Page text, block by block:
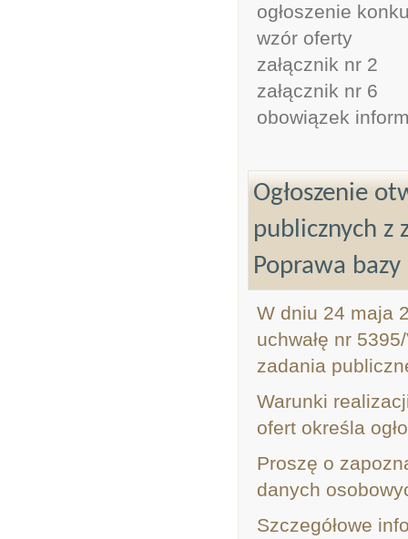
ogłoszenie
wzór oferty
załącznik nr 2
załącznik nr 6
obowiązek
Ogłoszenie
publicznych z
Poprawa
W dniu 24 maja
uchwałę nr
zadania
Warunki
ofert określa
Proszę o
danych
Szczegółowe